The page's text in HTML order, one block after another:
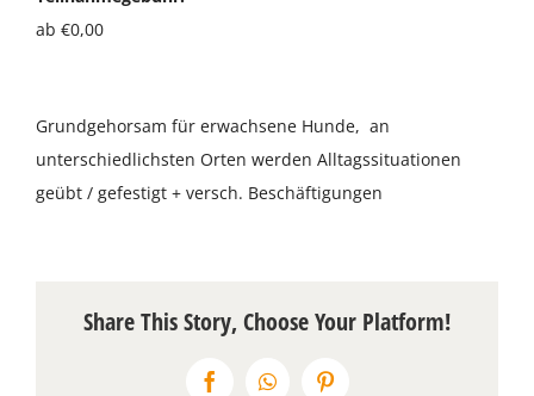
Terminkalender
Kontakt & Anfahrt
ab €0,00
Grundgehorsam für erwachsene Hunde, an
unterschiedlichsten Orten werden Alltagssituationen
geübt / gefestigt + versch. Beschäftigungen
Share This Story, Choose Your Platform!
FacebookWhatsAppPinterest